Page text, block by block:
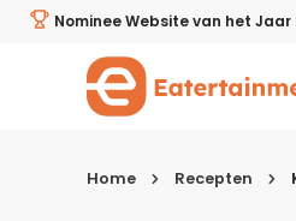
Kalkoen stroganoff met
Nominee Website van het Jaar
Kies je
Home Recepten